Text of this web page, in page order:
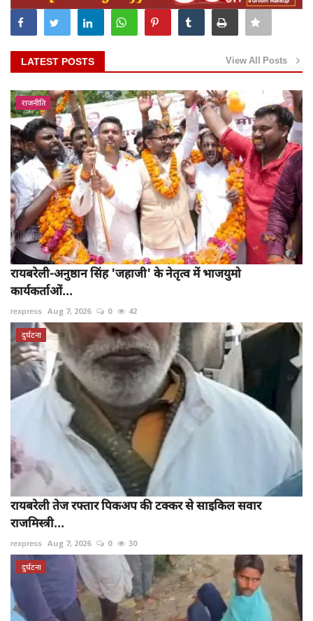
LATEST POSTS View All Posts
राजनीति
रायबरेली-अनुष्ठान सिंह 'जहाजी' के नेतृत्व में भाजयुमो
कार्यकर्ताओं...
rexpress Aug 7, 2026 0 42
दुर्घटना
रायबरेली तेज रफ्तार पिकअप की टक्कर से साइकिल सवार
राजमिस्त्री...
rexpress Aug 7, 2026 0 30
दुर्घटना